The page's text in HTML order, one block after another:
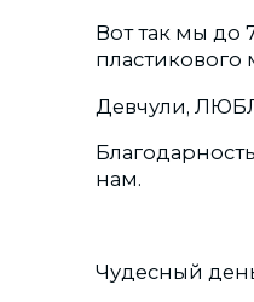
Вот так мы до
Девчули,
нам.
Чудесный